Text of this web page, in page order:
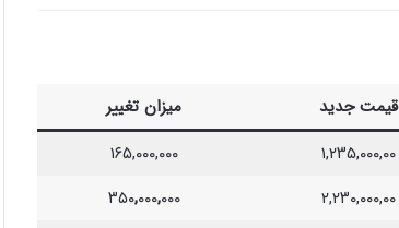
قیمت جدید
میزان تغییر
۱,۲۳۵,۰۰۰,۰۰
۱۶۵,۰۰۰,۰۰۰
۲,۲۳۰,۰۰۰,۰۰ ۳۵۰,۰۰۰,۰۰۰